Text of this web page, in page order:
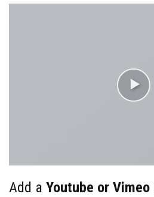
Add a Youtube or Vimeo